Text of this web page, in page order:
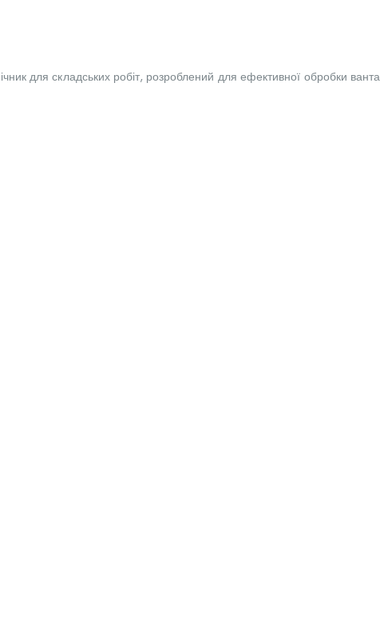
для складських робіт, розроблений для ефективної обробки